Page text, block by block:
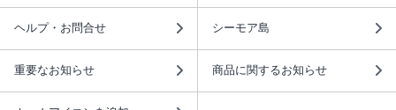
ヘルプ・お問合せ シーモア島
重要なお知らせ 商品に関するお知らせ